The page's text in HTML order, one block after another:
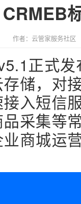
作者：云管家服务社区
正式
储，对
入短信
采集等
商城运